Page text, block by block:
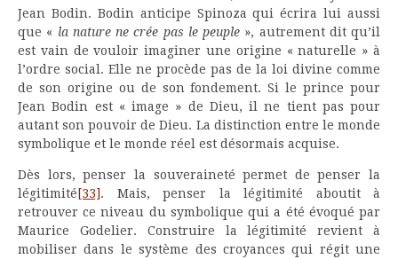
Jean Bodin. Bodin anticipe Spinoza qui écrira lui aussi
que « la nature ne crée pas le peuple », autrement dit qu’il
est vain de vouloir imaginer une origine « naturelle » à
l’ordre social. Elle ne procède pas de la loi divine comme
de son origine ou de son fondement. Si le prince pour
Jean Bodin est « image » de Dieu, il ne tient pas pour
autant son pouvoir de Dieu. La distinction entre le monde
symbolique et le monde réel est désormais acquise.
Dès lors, penser la souveraineté permet de penser la
légitimité [33]. Mais, penser la légitimité aboutit à
retrouver ce niveau du symbolique qui a été évoqué par
Maurice Godelier. Construire la légitimité revient à
mobiliser dans le système des croyances qui régit une